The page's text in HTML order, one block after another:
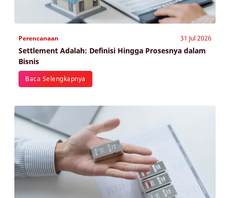
Perencanaan 31 Jul 2026
Settlement Adalah: Definisi Hingga Prosesnya dalam
Bisnis
Baca Selengkapnya